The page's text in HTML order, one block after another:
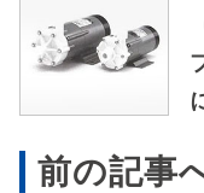
前の記事